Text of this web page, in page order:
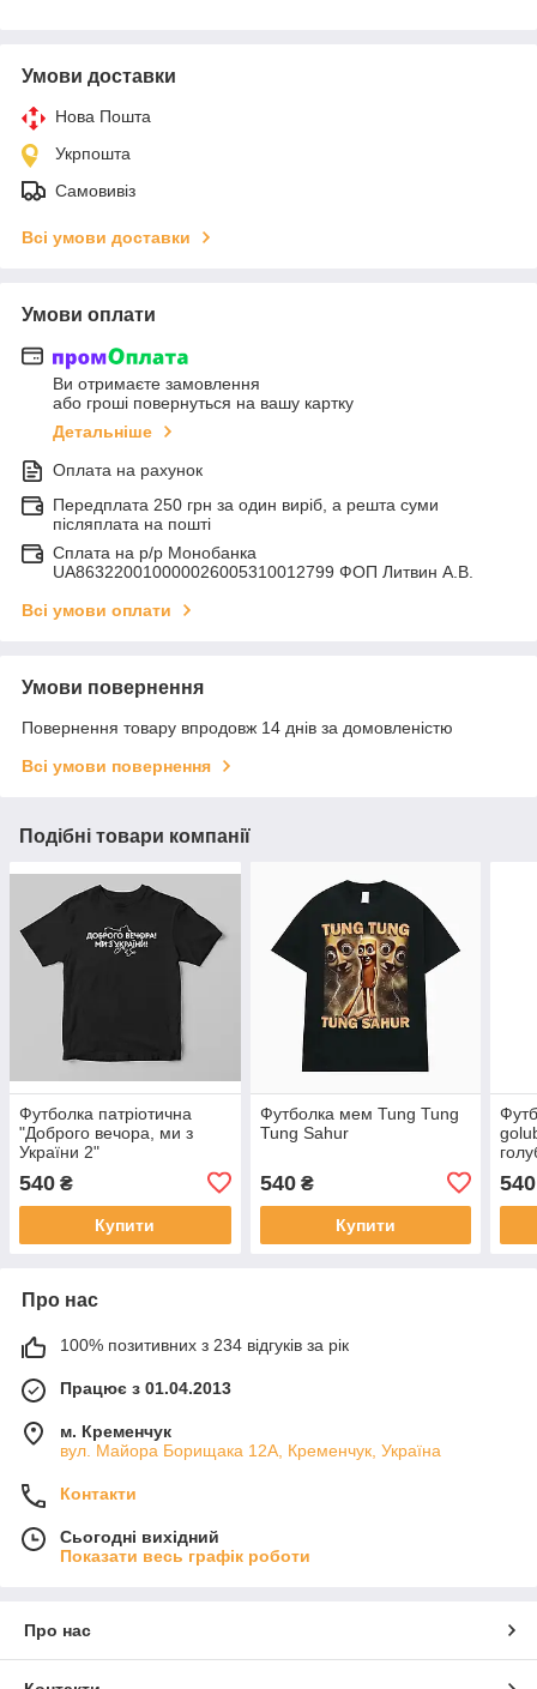
Умови доставки
Нова Пошта
Укрпошта
Самовивіз
Всі умови доставки
Умови оплати
Ви отримаєте замовлення
або гроші повернуться на вашу картку
Детальніше
Оплата на рахунок
Передплата 250 грн за один виріб, а решта суми
післяплата на пошті
Сплата на р/р Монобанка
UA863220010000026005310012799 ФОП Литвин А.В.
Всі умови оплати
Умови повернення
Повернення товару впродовж 14 днів за домовленістю
Всі умови повернення
Подібні товари компанії
Футболка патріотична
"Доброго вечора, ми з
України 2"
540 ₴
Купити
Футболка мем Tung Tung
Tung Sahur
540₴
Купити
540
Про нас
100% позитивних з 234 відгуків за рік
Працює з 01.04.2013
м. Кременчук
вул. Майора Борищака 12А, Кременчук, Україна
Контакти
Сьогодні вихідний
Показати весь графік роботи
Про нас